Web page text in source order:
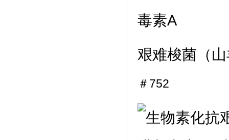
艰难梭菌 （
＃752